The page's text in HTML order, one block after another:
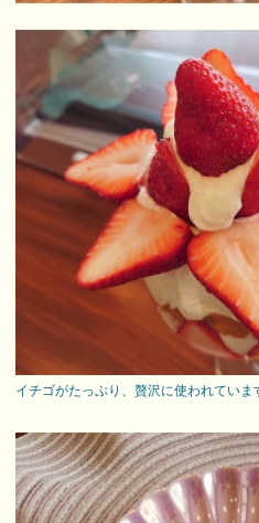
イチゴがたっぷり、贅沢に使われていま